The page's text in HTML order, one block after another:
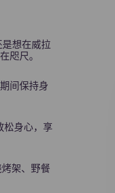
露台
想在威拉
咫尺。
间保持身
松身心，享
架、野餐